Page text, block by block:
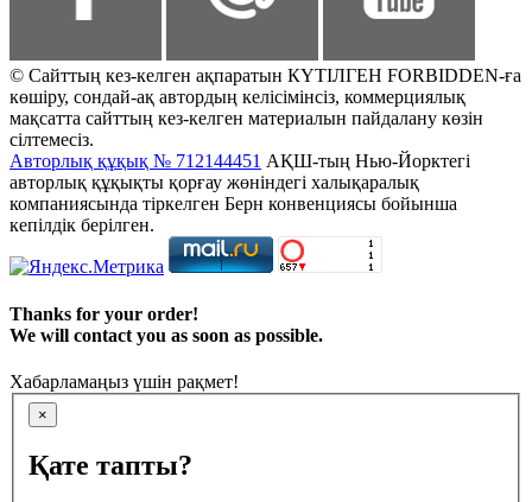
© Сайттың кез-келген ақпаратын КҮТІЛГЕН FORBIDDEN-ға
көшіру, сондай-ақ автордың келісімінсіз, коммерциялық
мақсатта сайттың кез-келген материалын пайдалану көзін
сілтемесіз.
Авторлық құқық № 712144451 АҚШ-тың Нью-Йорктегі
авторлық құқықты қорғау жөніндегі халықаралық
компаниясында тіркелген Берн конвенциясы бойынша
кепілдік берілген.
Thanks for your order!
We will contact you as soon as possible.
Хабарламаңыз үшін рақмет!
×
Қате тапты?